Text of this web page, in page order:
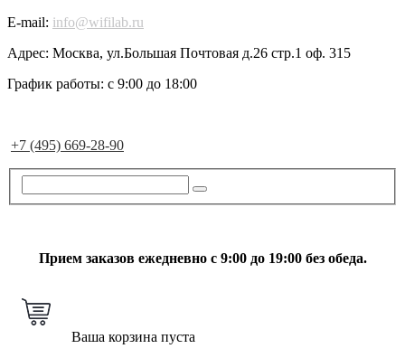
E-mail: info@wifilab.ru
Адрес: Москва, ул.Большая Почтовая д.26 стр.1 оф. 315
График работы: с 9:00 до 18:00
+7 (495) 669-28-90
Прием заказов ежедневно с 9:00 до 19:00 без обеда.
Ваша корзина пуста